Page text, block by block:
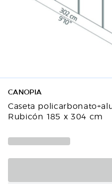
CANOPIA
Caseta
Rubicón 185 x 304 cm